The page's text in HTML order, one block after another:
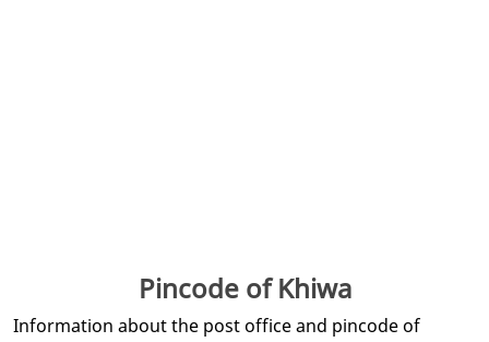
Pincode of Khiwa
Information about the post office and pincode of